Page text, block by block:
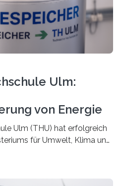
Ulm:
von Energie
Ulm (THU) hat erfolgreich
für Umwelt, Klima und
– Langzeitspeicherung in